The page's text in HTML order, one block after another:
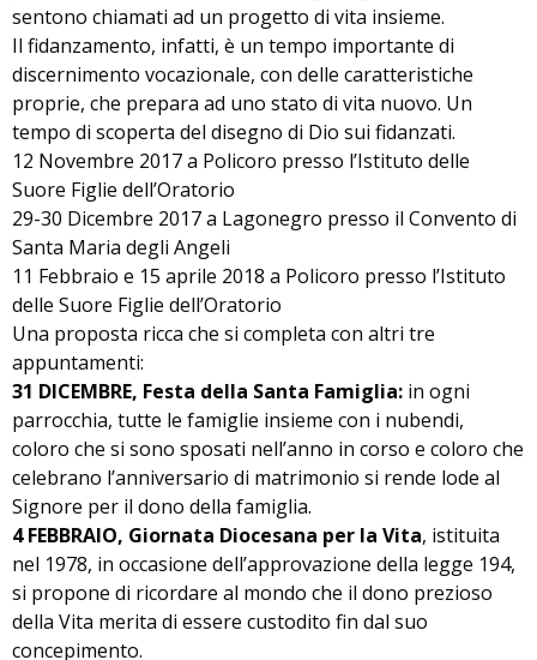
sentono chiamati ad un progetto di vita insieme.
Il fidanzamento, infatti, è un tempo importante di
discernimento vocazionale, con delle caratteristiche
proprie, che prepara ad uno stato di vita nuovo. Un
tempo di scoperta del disegno di Dio sui fidanzati.
12 Novembre 2017 a Policoro presso l’Istituto delle
Suore Figlie dell’Oratorio
29-30 Dicembre 2017 a Lagonegro presso il Convento di
Santa Maria degli Angeli
11 Febbraio e 15 aprile 2018 a Policoro presso l’Istituto
delle Suore Figlie dell’Oratorio
Una proposta ricca che si completa con altri tre
appuntamenti:
31 DICEMBRE, Festa della Santa Famiglia: in ogni
parrocchia, tutte le famiglie insieme con i nubendi,
coloro che si sono sposati nell’anno in corso e coloro che
celebrano l’anniversario di matrimonio si rende lode al
Signore per il dono della famiglia.
4 FEBBRAIO, Giornata Diocesana per la Vita, istituita
nel 1978, in occasione dell’approvazione della legge 194,
si propone di ricordare al mondo che il dono prezioso
della Vita merita di essere custodito fin dal suo
concepimento.